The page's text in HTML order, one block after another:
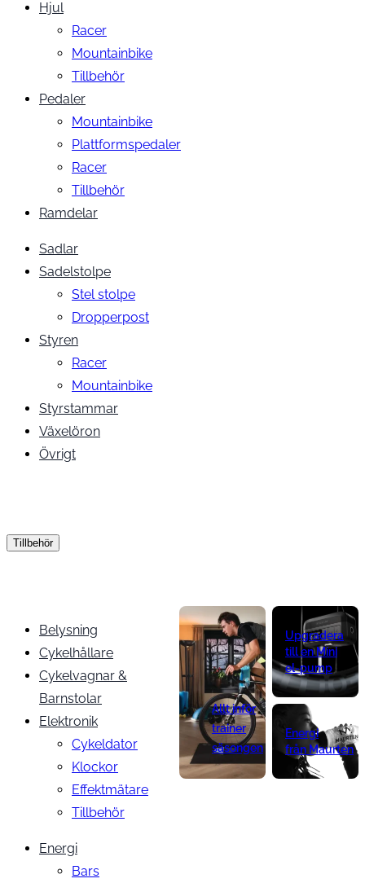
Hjul
Racer
Mountainbike
Tillbehör
Pedaler
Mountainbike
Plattformspedaler
Racer
Tillbehör
Ramdelar
Sadlar
Sadelstolpe
Stel stolpe
Dropperpost
Styren
Racer
Mountainbike
Styrstammar
Växelöron
Övrigt
Tillbehör
Belysning
Cykelhållare
Cykelvagnar &
Barnstolar
Elektronik
Cykeldator
Klockor
Effektmätare
Tillbehör
Energi
Bars
Allt inför
trainer
säsongen
Upgradera
till en Mini
el-pump
Energi
från Maurten